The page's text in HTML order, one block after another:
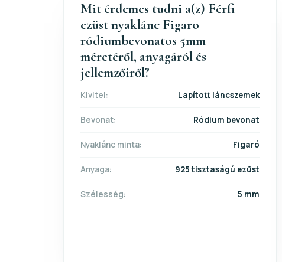
Mit érdemes tudni a(z) Férfi
ezüst nyaklánc Figaro
ródiumbevonatos 5mm
méretéről, anyagáról és
jellemzőiről?
Kivitel: Lapított láncszemek
Bevonat: Ródium bevonat
Nyaklánc minta: Figaró
Anyaga: 925 tisztaságú ezüst
Szélesség: 5 mm